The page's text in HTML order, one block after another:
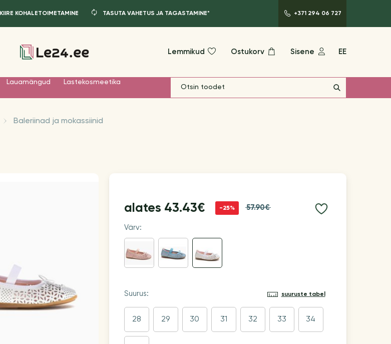
KIIRE KOHALETOIMETAMINE TASUTA VAHETUS JA TAGASTAMINE* +371 294 06 727
Lemmikud Ostukorv Sisene EE
Lauamängud
Lastekosmeetika
Baleriinad ja mokassiinid
alates 43.43€ -25% 57.90€
Värv:
Suurus: suuruste tabel
28 29 30 31 32 33 34